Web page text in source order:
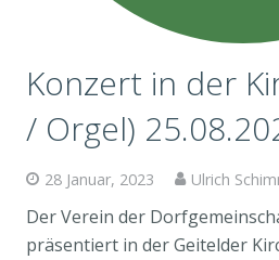
Konzert in der
/ Orgel)
28 Januar, 2023 Ulrich
Der Verein der
präsentiert in der Geitelder